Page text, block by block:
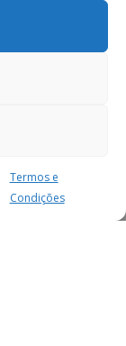
Termos e
Condições